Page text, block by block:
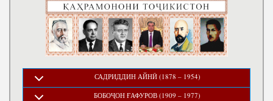
САДРИДДИН АЙНӢ (1878 – 1954)
БОБОҶОН ҒАФУРОВ (1909 – 1977)